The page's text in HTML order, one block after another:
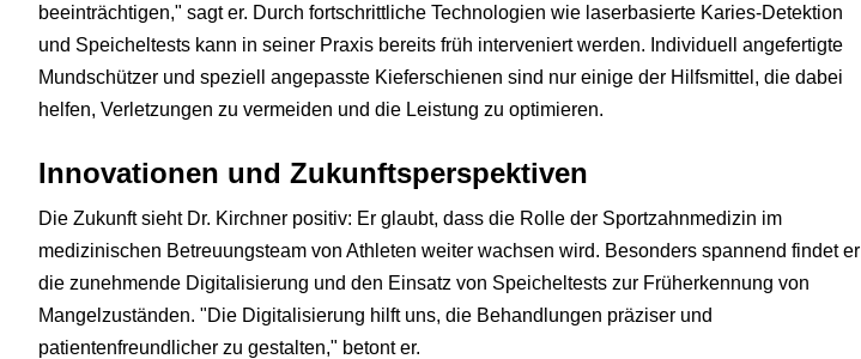
beeinträchtigen," sagt er. Durch fortschrittliche Technologien wie laserbasierte Karies-Detektion
und Speicheltests kann in seiner Praxis bereits früh interveniert werden. Individuell angefertigte
Mundschützer und speziell angepasste Kieferschienen sind nur einige der Hilfsmittel, die dabei
helfen, Verletzungen zu vermeiden und die Leistung zu optimieren.
Innovationen und Zukunftsperspektiven
Die Zukunft sieht Dr. Kirchner positiv: Er glaubt, dass die Rolle der Sportzahnmedizin im
medizinischen Betreuungsteam von Athleten weiter wachsen wird. Besonders spannend findet er
die zunehmende Digitalisierung und den Einsatz von Speicheltests zur Früherkennung von
Mangelzuständen. "Die Digitalisierung hilft uns, die Behandlungen präziser und
patientenfreundlicher zu gestalten," betont er.